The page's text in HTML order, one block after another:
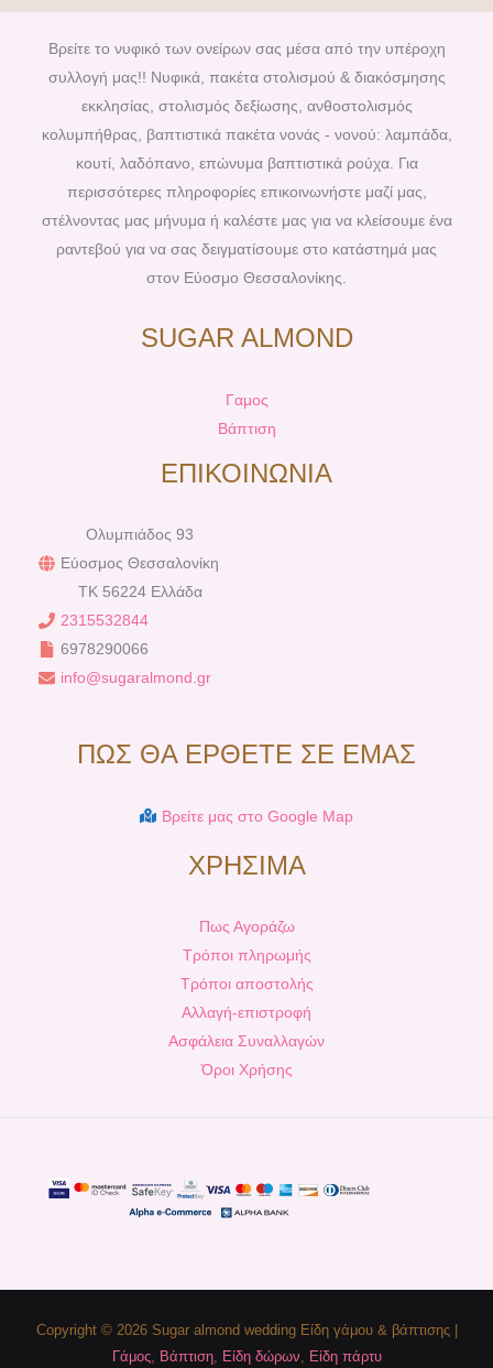
e
b
o
o
k
t
e
r
e
s
t
t
a
g
r
a
m
t
u
b
Βρείτε το νυφικό των ονείρων σας μέσα από την υπέροχη
συλλογή μας!! Νυφικά, πακέτα στολισμού & διακόσμησης
εκκλησίας, στολισμός δεξίωσης, ανθοστολισμός
κολυμπήθρας, βαπτιστικά πακέτα νονάς - νονού: λαμπάδα,
κουτί, λαδόπανο, επώνυμα βαπτιστικά ρούχα. Για
περισσότερες πληροφορίες επικοινωνήστε μαζί μας,
στέλνοντας μας μήνυμα ή καλέστε μας για να κλείσουμε ένα
ραντεβού για να σας δειγματίσουμε στο κατάστημά μας
στον Εύοσμο Θεσσαλονίκης.
SUGAR ALMOND
Γαμος
Βάπτιση
ΕΠΙΚΟΙΝΩΝΙΑ
Ολυμπιάδος 93
Εύοσμος Θεσσαλονίκη
TK 56224 Ελλάδα
2315532844
6978290066
info@sugaralmond.gr
ΠΩΣ ΘΑ ΕΡΘΕΤΕ ΣΕ ΕΜΑΣ
Βρείτε μας στο Google Map
ΧΡΗΣΙΜΑ
Πως Αγοράζω
Τρόποι πληρωμής
Τρόποι αποστολής
Αλλαγή-επιστροφή
Ασφάλεια Συναλλαγών
Όροι Χρήσης
Copyright © 2026 Sugar almond wedding Είδη γάμου & βάπτισης |
Γάμος, Βάπτιση, Είδη δώρων, Είδη πάρτυ